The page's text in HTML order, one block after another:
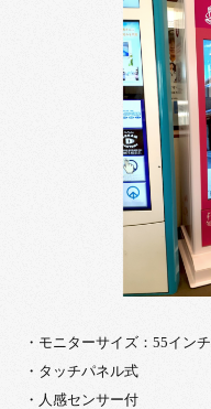
・モニターサイズ：55インチ
・タッチパネル式
・人感センサー付